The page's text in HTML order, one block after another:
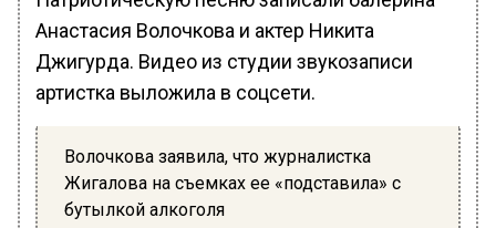
Анастасия Волочкова и актер Никита
Джигурда. Видео из студии звукозаписи
артистка выложила в соцсети.
Волочкова заявила, что журналистка
Жигалова на съемках ее «подставила» с
бутылкой алкоголя